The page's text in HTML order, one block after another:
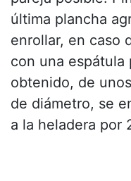
última plancha
enrollar, en caso
con una espátula
obtenido, de
de diámetro, se
a la heladera por